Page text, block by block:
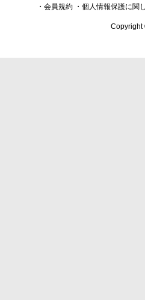
・会員規約 ・個人情報保護に関
Copyright